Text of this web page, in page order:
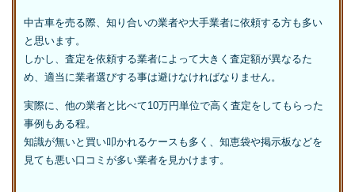
中古車を売る際、知り合いの業者や大手業者に依頼する方も多い
と思います。
しかし、査定を依頼する業者によって大きく査定額が異なるた
め、適当に業者選びする事は避けなければなりません。
実際に、他の業者と比べて10万円単位で高く査定をしてもらった
事例もある程。
知識が無いと買い叩かれるケースも多く、知恵袋や掲示板などを
見ても悪い口コミが多い業者を見かけます。